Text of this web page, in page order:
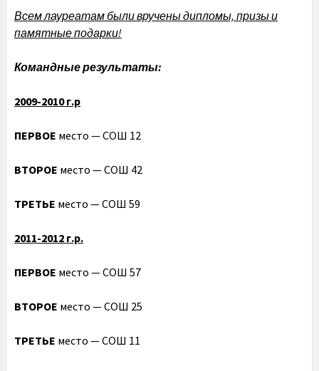
Всем лауреатам были вручены дипломы, призы и
памятные подарки!
Командные результаты:
2009-2010 г.р
ПЕРВОЕ место — СОШ 12
ВТОРОЕ место — СОШ 42
ТРЕТЬЕ место — СОШ 59
2011-2012 г.р.
ПЕРВОЕ место — СОШ 57
ВТОРОЕ место — СОШ 25
ТРЕТЬЕ место — СОШ 11